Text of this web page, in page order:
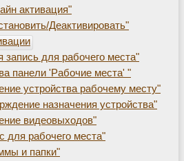
активация"
Деактивировать"
запись для рабочего места"
панели 'Рабочие места' "
устройства рабочему месту"
назначения устройства"
видеовыходов"
для рабочего места"
и папки"